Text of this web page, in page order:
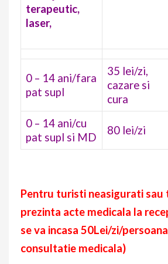
terapeutic,
laser,
0 – 14 ani/fara
pat supl
35 lei/zi,
cazare si
cura
0 – 14 ani/cu
pat supl si MD
80 lei/zi
Pentru turisti neasigurati sau
prezinta acte medicala la
se va incasa 50Lei/zi/
consultatie medicala)